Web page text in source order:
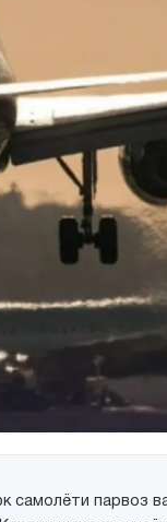
самолёти парвоз